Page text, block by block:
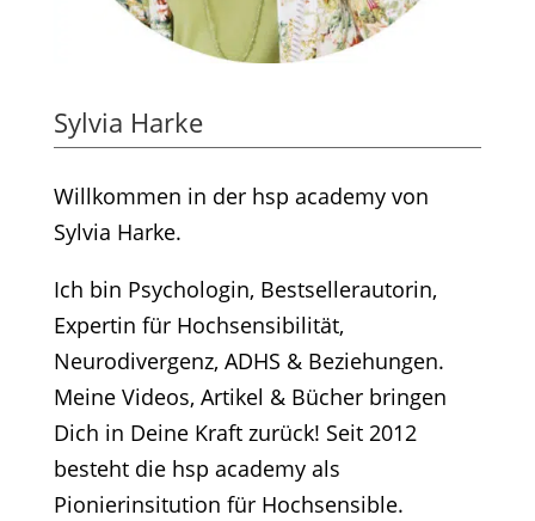
Sylvia Harke
Willkommen in der hsp academy von
Sylvia Harke.
Ich bin Psychologin, Bestsellerautorin,
Expertin für Hochsensibilität,
Neurodivergenz, ADHS & Beziehungen.
Meine Videos, Artikel & Bücher bringen
Dich in Deine Kraft zurück! Seit 2012
besteht die hsp academy als
Pionierinsitution für Hochsensible.